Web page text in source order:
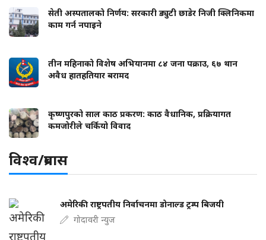
सेती अस्पतालको निर्णय: सरकारी ड्युटी छाडेर निजी क्लिनिकमा
काम गर्न नपाइने
तीन महिनाको विशेष अभियानमा ८४ जना पक्राउ, ६७ थान
अवैध हातहतियार बरामद
कृष्णपुरको साल काठ प्रकरण: काठ वैधानिक, प्रक्रियागत
कमजोरीले चर्कियो विवाद
विश्व/प्रबास
अमेरिकी राष्ट्रपतीय निर्वाचनमा डोनाल्ड ट्रम्प बिजयी
गोदावरी न्युज